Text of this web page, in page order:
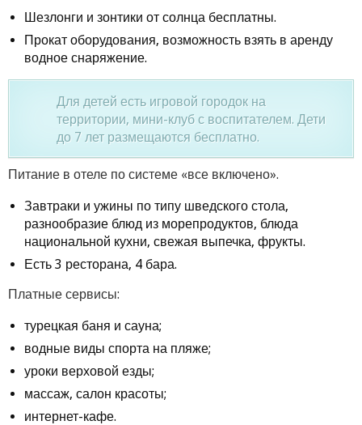
Шезлонги и зонтики от солнца бесплатны.
Прокат оборудования, возможность взять в аренду
водное снаряжение.
Для детей есть игровой городок на
территории, мини-клуб с воспитателем. Дети
до 7 лет размещаются бесплатно.
Питание в отеле по системе «все включено».
Завтраки и ужины по типу шведского стола,
разнообразие блюд из морепродуктов, блюда
национальной кухни, свежая выпечка, фрукты.
Есть 3 ресторана, 4 бара.
Платные сервисы:
турецкая баня и сауна;
водные виды спорта на пляже;
уроки верховой езды;
массаж, салон красоты;
интернет-кафе.